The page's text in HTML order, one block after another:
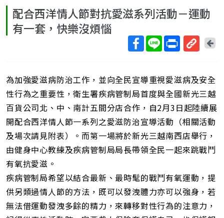
配合西洋情人節對抗愛滋系列活動－運動
有一套，快樂沒煩惱
短
網
址
回
頁
為加強愛滋病防治工作，並向全民宣導重視愛滋病及安全
性行為之重要性，衛生署疾病管制局首度與全國新光三越
百貨公司北、中、南計五間分店合作，自2月3日起陸續展
開配合西洋情人節一系列之愛滋防治宣導活動（相關活動
及場次請見附表）。而第一場將於新光三越南西店舉行，
由健身中心教練及疾病管制局局長帶領全民一起來跳戰鬥
有氧抗愛滋。
疾病管制局希望以結合最新、最時髦的戰鬥有氧運動，提
供另類過情人節的方法，既可以發洩體力亦可以強身，若
無法借運動發洩多餘的精力，來轉移對性行為的注意力，